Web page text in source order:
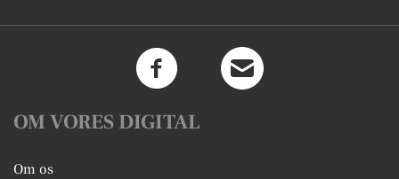
OM VORES DIGITAL
Om os